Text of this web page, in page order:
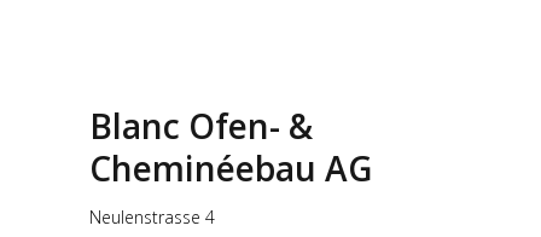
Blanc Ofen- &
Cheminéebau AG
Neulenstrasse 4